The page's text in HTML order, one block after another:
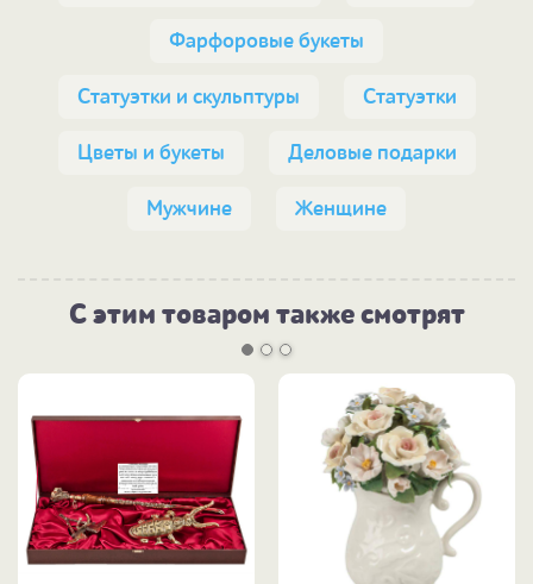
Фарфоровые букеты
Статуэтки и скульптуры Статуэтки
Цветы и букеты Деловые подарки
Мужчине Женщине
С этим товаром также смотрят